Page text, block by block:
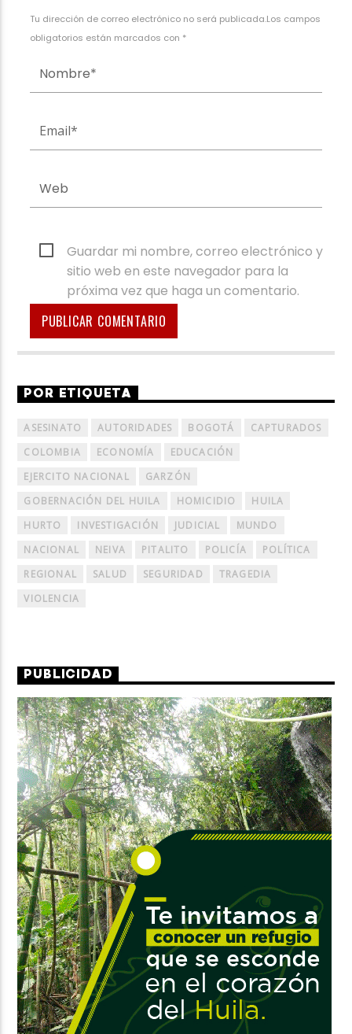
Tu dirección de correo electrónico no será publicada.Los campos
obligatorios están marcados con *
Guardar mi nombre, correo electrónico y
sitio web en este navegador para la
próxima vez que haga un comentario.
POR ETIQUETA
ASESINATO AUTORIDADES BOGOTÁ
CAPTURADOS
COLOMBIA
ECONOMÍA
EDUCACIÓN
EJERCITO NACIONAL
GARZÓN
GOBERNACIÓN DEL HUILA
HOMICIDIO
HUILA
HURTO
INVESTIGACIÓN JUDICIAL
MUNDO
NACIONAL
NEIVA PITALITO POLICÍA
POLÍTICA
REGIONAL
SALUD SEGURIDAD
TRAGEDIA
VIOLENCIA
PUBLICIDAD